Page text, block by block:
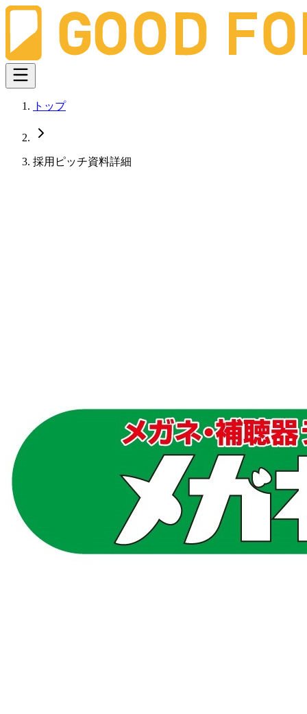
トップ
採用ピッチ資料詳細